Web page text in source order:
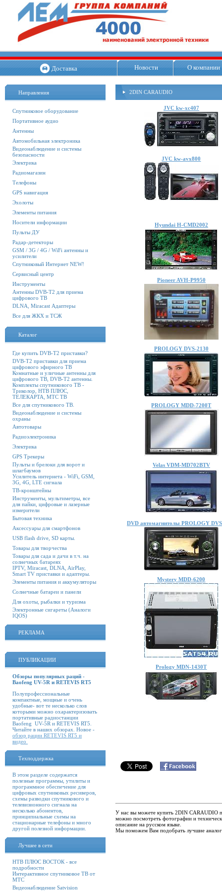
Доставка Новости О компании
Направления
Спутниковое оборудование
Портативное аудио
Антенны
Автомобильная электроника
Видеонаблюдение и системы
безопасности
Электрика
Радиомагазин
Телефоны
GPS навигация
Эхолоты
Элементы питания
Носители информации
Пульты ДУ
Радар-детекторы
GSM / 3G / 4G / WiFi антенны и
усилители
Спутниковый Интернет NEW!
Сервисный центр
Инструменты
Антенны DVB-T2 для приема
цифрового ТВ
DLNA, Miracast Адаптеры
Все для ЖКХ и ТСЖ
Каталог
Где купить DVB-T2 приставки?
DVB-T2 приставки для приема
цифрового эфирного ТВ
Комнатные и уличные антенны для
цифрового ТВ, DVB-T2 антенны.
Комплекты спутникового ТВ -
Триколор, НТВ ПЛЮС,
ТЕЛЕКАРТА, МТС ТВ
Все для спутникового ТВ.
Видеонаблюдение и системы
охраны
Автотовары
Радиоэлектроника
Электрика
GPS Трекеры
Пульты и брелоки для ворот и
шлагбаумов
Усилитель интернета - WiFi, GSM,
3G, 4G, LTE сигнала
ТВ-кронштейны
Инструменты, мультиметры, все
для пайки, цифровые и лазерные
измерители
Бытовая техника
Аксессуары для смартфонов
USB flash drive, SD карты.
Товары для творчества
Товары для сада и дачи в т.ч. на
солнечных батареях
IPTV, Miracast, DLNA, AirPlay,
Smart TV приставки и адаптеры.
Элементы питания и аккумуляторы
Солнечные батареи и панели
Для охоты, рыбалки и туризма
Электронные сигареты (Аналоги
IQOS)
РЕКЛАМА
ПУБЛИКАЦИИ
Обзоры популярных раций -
Baofeng UV-5R и RETEVIS RT5
Полупрофессиональные
компактные, мощные и очень
удобные- вот те несколько слов
которыми можно охарактеризовать
портативные радиостанции
Baofeng UV-5R и RETEVIS RT5.
Читайте в наших обзорах. Новое -
обзор рации RETEVIS RT5 и
видео
Техподдержка
В этом разделе содержатся
полезные программы, утилиты и
программное обеспечение для
цифровых спутниковых ресиверов,
схемы разводки спутникового и
телевизионного сигнала на
несколько абонентов,
принципиальные схемы на
стационарные телефоны и много
другой полезной информации.
Лучшее в сети
НТВ ПЛЮС ВОСТОК - все
подробности
Интерактивное спутниковое ТВ от
МТС
Видеонаблюдение Satvision
2DIN CARAUDIO
JVC kw-xc407
JVC kw-avx800
Hyundai H-CMD2002
Pioneer AVH-P9950
PROLOGY DVS-2130
PROLOGY MDD-7200T
Velas VDM-MD702BTV
DVD автомагнитолы PROLOGY
Mystery MDD-6200
Prology MDN-1430T
У нас вы можете купить 2DIN CARAUDIO
можно посмотреть фотографии и
описание на русском языке.
Мы поможем Вам подобрать лучшие